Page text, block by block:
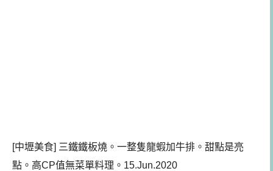
[中壢美食] 三鐵鐵板燒。一整隻龍蝦加牛排。甜點是亮
點。高CP值無菜單料理。15.Jun.2020